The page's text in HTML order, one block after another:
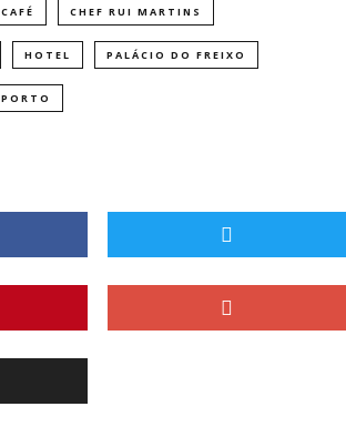
CAFÉ CHEF RUI MARTINS
HOTEL PALÁCIO DO FREIXO
PORTO